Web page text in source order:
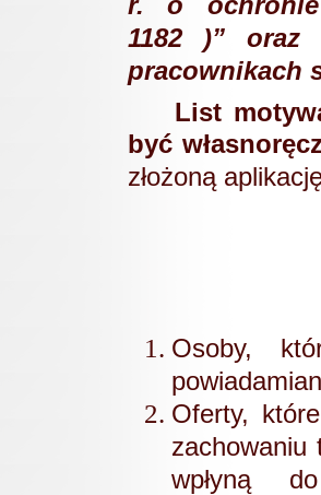
1182 )”
oraz
pracownikach
List
być
złożoną
Osoby,
Oferty,
wpłyną